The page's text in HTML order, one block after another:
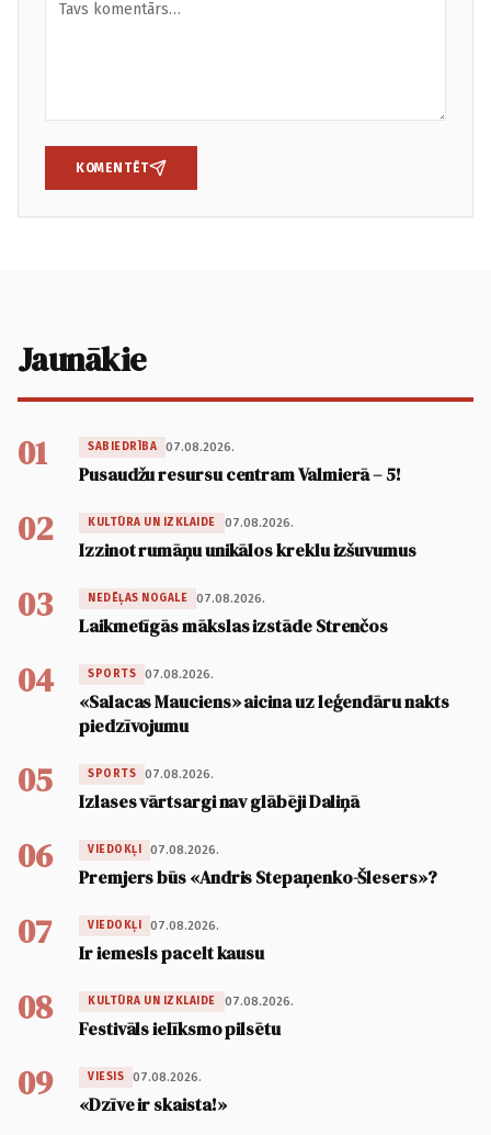
KOMENTĒT
Jaunākie
01 SABIEDRĪBA 07.08.2026.
Pusaudžu resursu centram Valmierā – 5!
02 KULTŪRA UN IZKLAIDE 07.08.2026.
Izzinot rumāņu unikālos kreklu izšuvumus
03 NEDĒĻAS NOGALE 07.08.2026.
Laikmetīgās mākslas izstāde Strenčos
04 SPORTS 07.08.2026.
«Salacas Mauciens» aicina uz leģendāru nakts
piedzīvojumu
05 SPORTS 07.08.2026.
Izlases vārtsargi nav glābēji Daliņā
06 VIEDOKĻI 07.08.2026.
Premjers būs «Andris Stepaņenko-Šlesers»?
07 VIEDOKĻI 07.08.2026.
Ir iemesls pacelt kausu
08 KULTŪRA UN IZKLAIDE 07.08.2026.
Festivāls ielīksmo pilsētu
09 VIESIS 07.08.2026.
«Dzīve ir skaista!»